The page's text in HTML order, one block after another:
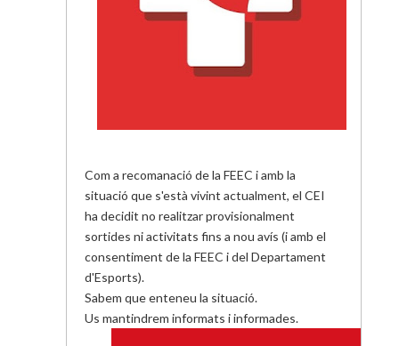
Com a recomanació de la FEEC i amb la
situació que s'està vivint actualment, el CEI
ha decidit no realitzar provisionalment
sortides ni activitats fins a nou avís (i amb el
consentiment de la FEEC i del Departament
d'Esports).
Sabem que enteneu la situació.
Us mantindrem informats i informades.